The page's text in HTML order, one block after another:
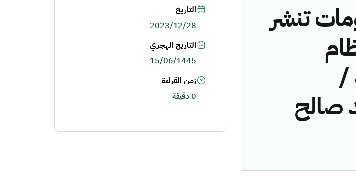
تنشر
الاتصالات رقم ( 43114552 /
صالح
التاريخ
2023/12/28
التاريخ الهجري
15/06/1445
زمن القراءة
0 دقيقة